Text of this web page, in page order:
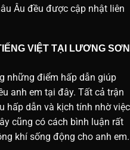
Âu đều được cập nhật liên
VIỆT TẠI LƯƠNG SƠN
những điểm hấp dẫn giúp
anh em tại đây. Tất cả trận
hấp dẫn và kịch tính nhờ việc
cũng có cách bình luận rất
khí sống động cho anh em.